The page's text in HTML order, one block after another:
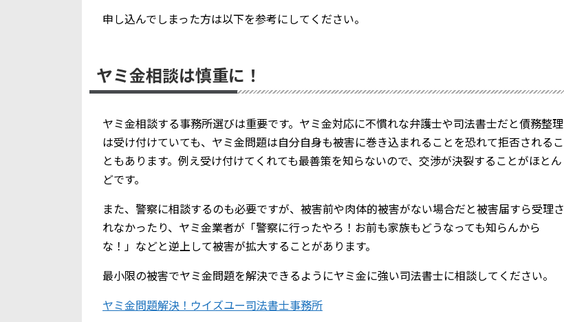
申し込んでしまった方は以下を参考にしてください。
ヤミ金相談は慎重に！
ヤミ金相談する事務所選びは重要です。ヤミ金対応に不慣れな弁護士や司法書士だと債務整理
は受け付けていても、ヤミ金問題は自分自身も被害に巻き込まれることを恐れて拒否されるこ
ともあります。例え受け付けてくれても最善策を知らないので、交渉が決裂することがほとん
どです。
また、警察に相談するのも必要ですが、被害前や肉体的被害がない場合だと被害届すら受理さ
れなかったり、ヤミ金業者が「警察に行ったやろ！お前も家族もどうなっても知らんから
な！」などと逆上して被害が拡大することがあります。
最小限の被害でヤミ金問題を解決できるようにヤミ金に強い司法書士に相談してください。
ヤミ金問題解決！ウイズユー司法書士事務所